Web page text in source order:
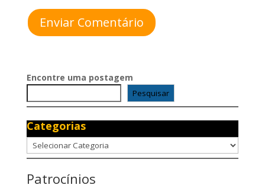
Enviar Comentário
Encontre uma postagem
Pesquisar
Categorias
Categorias
Patrocínios